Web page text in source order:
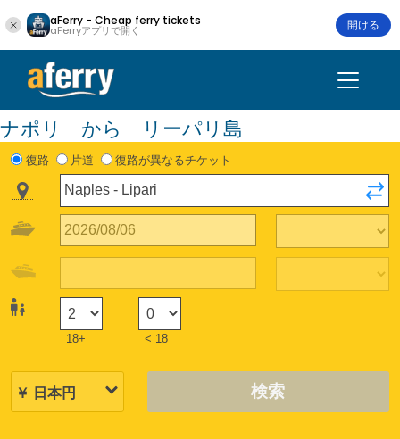
aFerry - Cheap ferry tickets
aFerryアプリで開く 開ける
ナポリ から リーパリ島
復路 片道 復路が異なるチケット
18+ < 18
検索